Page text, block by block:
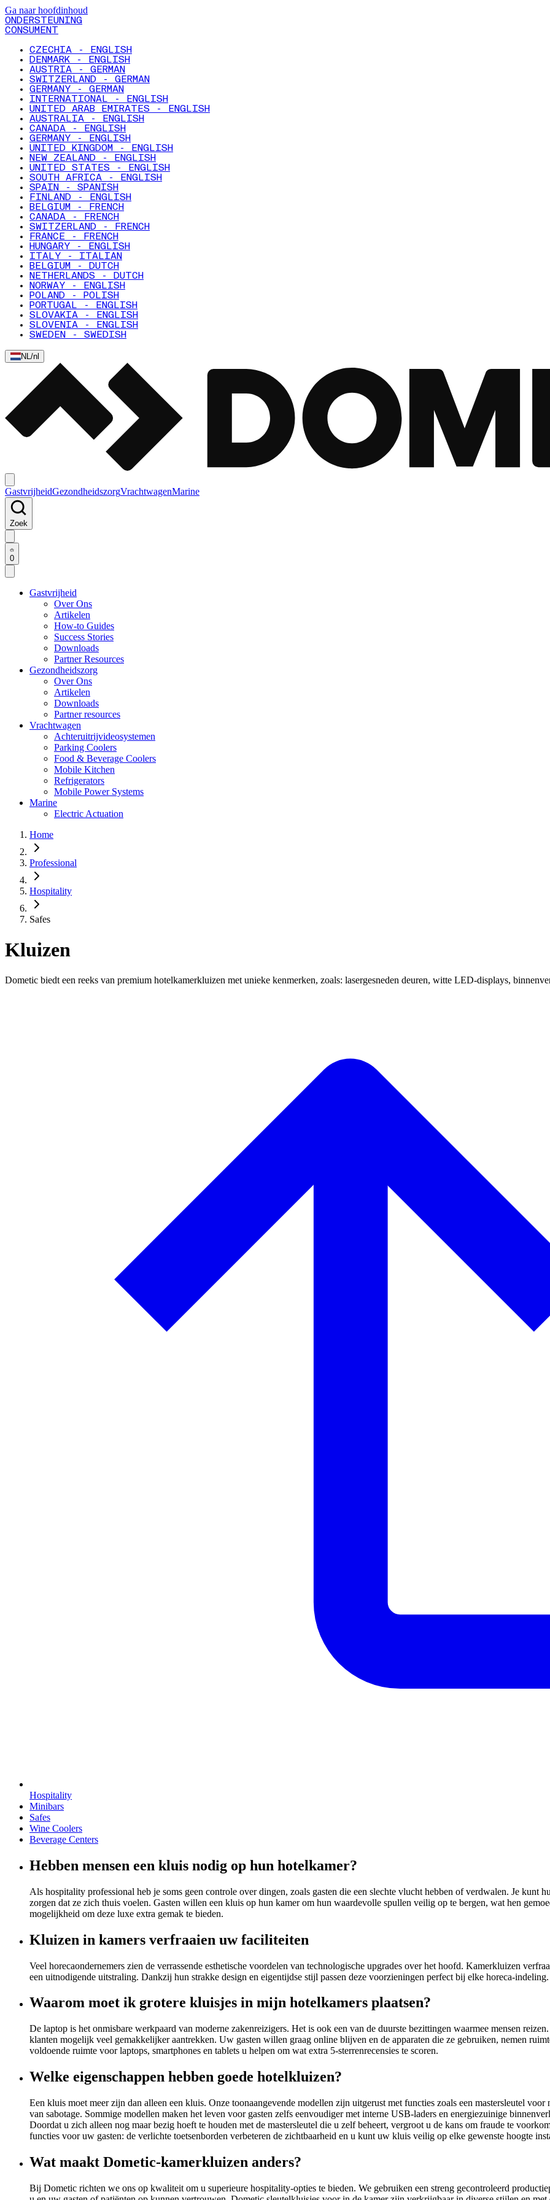
Ga naar hoofdinhoud
ONDERSTEUNING
CONSUMENT
CZECHIA - ENGLISH
DENMARK - ENGLISH
AUSTRIA - GERMAN
SWITZERLAND - GERMAN
GERMANY - GERMAN
INTERNATIONAL - ENGLISH
UNITED ARAB EMIRATES - ENGLISH
AUSTRALIA - ENGLISH
CANADA - ENGLISH
GERMANY - ENGLISH
UNITED KINGDOM - ENGLISH
NEW ZEALAND - ENGLISH
UNITED STATES - ENGLISH
SOUTH AFRICA - ENGLISH
SPAIN - SPANISH
FINLAND - ENGLISH
BELGIUM - FRENCH
CANADA - FRENCH
SWITZERLAND - FRENCH
FRANCE - FRENCH
HUNGARY - ENGLISH
ITALY - ITALIAN
BELGIUM - DUTCH
NETHERLANDS - DUTCH
NORWAY - ENGLISH
POLAND - POLISH
PORTUGAL - ENGLISH
SLOVAKIA - ENGLISH
SLOVENIA - ENGLISH
SWEDEN - SWEDISH
NL/nl
GastvrijheidGezondheidszorgVrachtwagenMarine
Zoek
0
Gastvrijheid
Over Ons
Artikelen
How-to Guides
Success Stories
Downloads
Partner Resources
Gezondheidszorg
Over Ons
Artikelen
Downloads
Partner resources
Vrachtwagen
Achteruitrijvideosystemen
Parking Coolers
Food & Beverage Coolers
Mobile Kitchen
Refrigerators
Mobile Power Systems
Marine
Electric Actuation
Home
Professional
Hospitality
Safes
Kluizen
Dometic biedt een reeks van premium hotelkamerkluizen met unieke kenmerken, zoals: lasergesneden deuren, witte LED-displays,
Hospitality
Minibars
Safes
Wine Coolers
Beverage Centers
Hebben mensen een kluis nodig op hun hotelkamer?
Als hospitality professional heb je soms geen controle over dingen, zoals gasten die een slechte vlucht hebben of verdwalen. Je kunt
zorgen dat ze zich thuis voelen. Gasten willen een kluis op hun kamer om hun waardevolle spullen veilig op te bergen, wat hen
mogelijkheid om deze luxe extra gemak te bieden.
Kluizen in kamers verfraaien uw faciliteiten
Veel horecaondernemers zien de verrassende esthetische voordelen van technologische upgrades over het hoofd. Kamerkluizen
een uitnodigende uitstraling. Dankzij hun strakke design en eigentijdse stijl passen deze voorzieningen perfect bij elke horeca-indeling.
Waarom moet ik grotere kluisjes in mijn hotelkamers plaatsen?
De laptop is het onmisbare werkpaard van moderne zakenreizigers. Het is ook een van de duurste bezittingen waarmee mensen
klanten mogelijk veel gemakkelijker aantrekken. Uw gasten willen graag online blijven en de apparaten die ze gebruiken, nemen
voldoende ruimte voor laptops, smartphones en tablets u helpen om wat extra 5-sterrenrecensies te scoren.
Welke eigenschappen hebben goede hotelkluizen?
Een kluis moet meer zijn dan alleen een kluis. Onze toonaangevende modellen zijn uitgerust met functies zoals een mastersleutel
van sabotage. Sommige modellen maken het leven voor gasten zelfs eenvoudiger met interne USB-laders en energiezuinige
Doordat u zich alleen nog maar bezig hoeft te houden met de mastersleutel die u zelf beheert, vergroot u de kans om fraude te
functies voor uw gasten: de verlichte toetsenborden verbeteren de zichtbaarheid en u kunt uw kluis veilig op elke gewenste hoogte
Wat maakt Dometic-kamerkluizen anders?
Bij Dometic richten we ons op kwaliteit om u superieure hospitality-opties te bieden. We gebruiken een streng gecontroleerd